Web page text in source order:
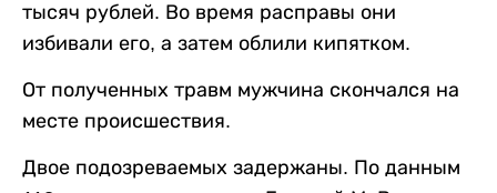
тысяч рублей. Во время расправы они
избивали его, а затем облили кипятком.
От полученных травм мужчина скончался на
месте происшествия.
Двое подозреваемых задержаны. По данным